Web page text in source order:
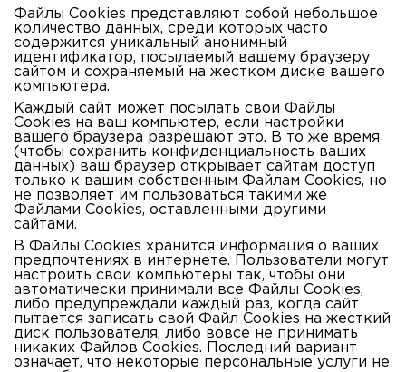
Файлы Cookies представляют собой небольшое
количество данных, среди которых часто
содержится уникальный анонимный
идентификатор, посылаемый вашему браузеру
сайтом и сохраняемый на жестком диске вашего
компьютера.
Каждый сайт может посылать свои Файлы
Cookies на ваш компьютер, если настройки
вашего браузера разрешают это. В то же время
(чтобы сохранить конфиденциальность ваших
данных) ваш браузер открывает сайтам доступ
только к вашим собственным Файлам Cookies, но
не позволяет им пользоваться такими же
Файлами Cookies, оставленными другими
сайтами.
В Файлы Cookies хранится информация о ваших
предпочтениях в интернете. Пользователи могут
настроить свои компьютеры так, чтобы они
автоматически принимали все Файлы Cookies,
либо предупреждали каждый раз, когда сайт
пытается записать свой Файл Cookies на жесткий
диск пользователя, либо вовсе не принимать
никаких Файлов Cookies. Последний вариант
означает, что некоторые персональные услуги не